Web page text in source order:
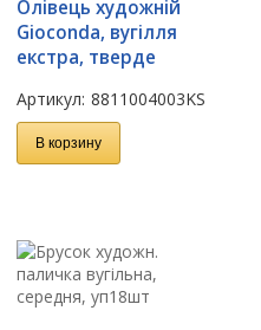
Олівець художній
Gioconda, вугілля
екстра, тверде
Артикул: 8811004003KS
В корзину